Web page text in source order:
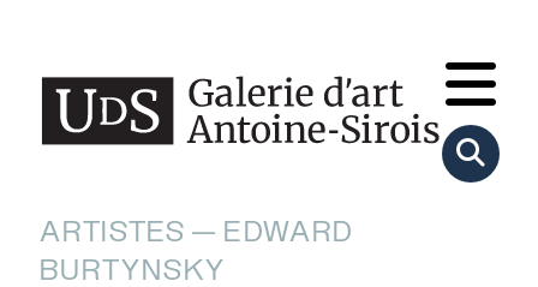
ARTISTES — EDWARD
BURTYNSKY